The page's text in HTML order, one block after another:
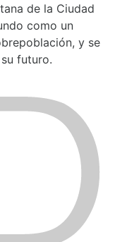
de la Ciudad
como un
y se
futuro.